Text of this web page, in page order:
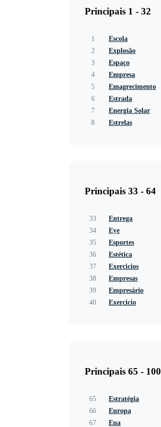
Principais 1 - 32
1
Escola
2
Explosão
3
Espaço
4
Empresa
5
Emagrecimento
6
Estrada
7
Energia Solar
8
Estrelas
Principais 33 - 64
33
Entrega
34
Eye
35
Esportes
36
Estética
37
Exercicios
38
Empresas
39
Empresário
40
Exercicio
Principais 65 - 100
65
Estratégia
66
Europa
67
Eua